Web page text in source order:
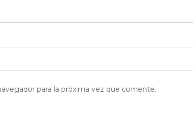
para la próxima vez que comente.